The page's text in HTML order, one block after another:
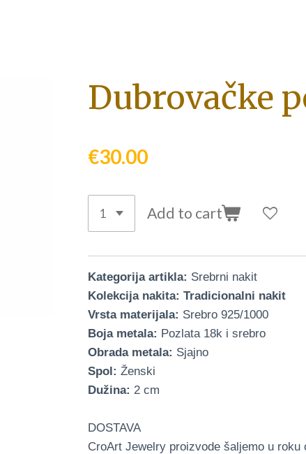
Dubrovačke
€30.00
Add to cart
Kategorija artikla: Srebrni nakit
Kolekcija nakita: Tradicionalni nakit
Vrsta materijala: Srebro 925/1000
Boja metala: Pozlata 18k i srebro
Obrada metala: Sjajno
Spol: Ženski
Dužina: 2 cm
DOSTAVA
CroArt Jewelry proizvode šaljemo u roku